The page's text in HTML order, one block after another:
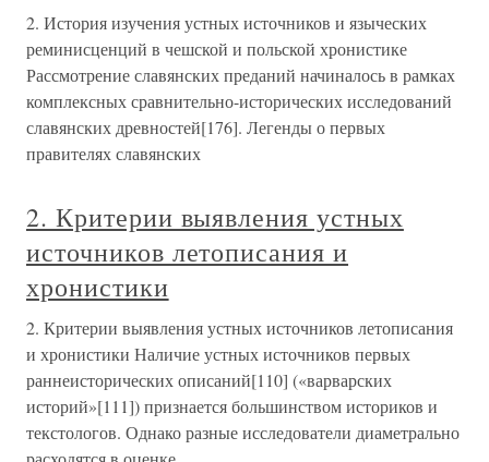
2. История изучения устных источников и языческих
реминисценций в чешской и польской хронистике
Рассмотрение славянских преданий начиналось в рамках
комплексных сравнительно-исторических исследований
славянских древностей[176]. Легенды о первых
правителях славянских
2. Критерии выявления устных
источников летописания и
хронистики
2. Критерии выявления устных источников летописания
и хронистики Наличие устных источников первых
раннеисторических описаний[110] («варварских
историй»[111]) признается большинством историков и
текстологов. Однако разные исследователи диаметрально